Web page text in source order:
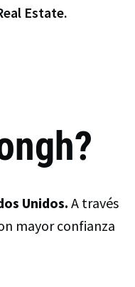
Estate.
Unidos.A través
mayor confianza